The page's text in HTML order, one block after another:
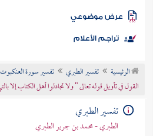
الكتب
موضوعي
تراجم الأعلام
الرئيسية تفسير الطبري
تفسير سورة العنكبوت
القول في تأويل قوله تعالى " ولا تجادلوا أهل الكتاب إلا
تفسير الطبري
الطبري - محمد بن جرير الطبري